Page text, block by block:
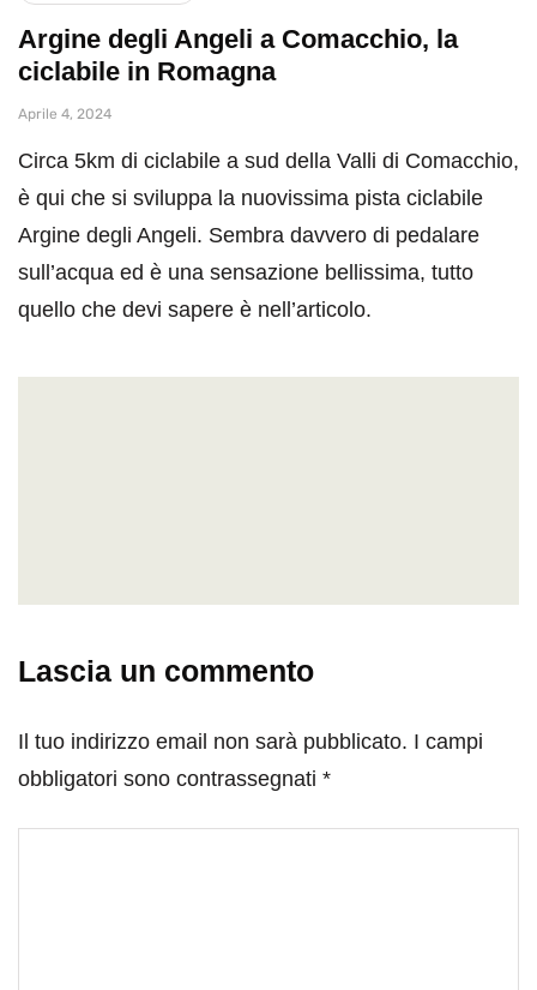
Argine degli Angeli a Comacchio, la
ciclabile in Romagna
Aprile 4, 2024
Circa 5km di ciclabile a sud della Valli di Comacchio,
è qui che si sviluppa la nuovissima pista ciclabile
Argine degli Angeli. Sembra davvero di pedalare
sull’acqua ed è una sensazione bellissima, tutto
quello che devi sapere è nell’articolo.
Lascia un commento
Il tuo indirizzo email non sarà pubblicato. I campi
obbligatori sono contrassegnati *